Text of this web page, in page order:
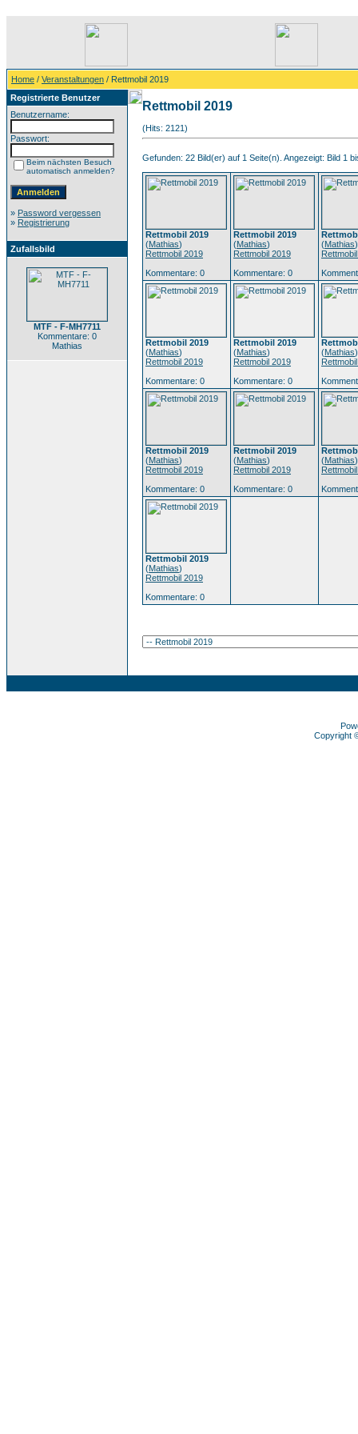
Home / Veranstaltungen / Rettmobil 2019
Registrierte Benutzer
Benutzername:
Passwort:
Beim nächsten Besuch
automatisch anmelden?
» Password vergessen
» Registrierung
Zufallsbild
MTF - F-MH7711
Kommentare: 0
Mathias
Rettmobil 2019
(Hits: 2121)
Gefunden: 22 Bild(er) auf 1 Seite(n). Angezeigt: Bild 1
Rettmobil 2019
(Mathias)
Rettmobil 2019
Kommentare: 0
Rettmobil 2019
(Mathias)
Rettmobil 2019
Kommentare: 0
(Mathias)
Rettmobil 2019
(Mathias)
Rettmobil 2019
Kommentare: 0
Rettmobil 2019
(Mathias)
Rettmobil 2019
Kommentare: 0
(Mathias)
Rettmobil 2019
(Mathias)
Rettmobil 2019
Kommentare: 0
Rettmobil 2019
(Mathias)
Rettmobil 2019
Kommentare: 0
(Mathias)
Rettmobil 2019
(Mathias)
Rettmobil 2019
Kommentare: 0
Copyright